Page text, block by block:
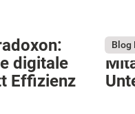
digitale
Effizienz
Blog